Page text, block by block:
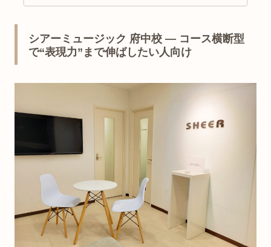
シアーミュージック 府中校 — コース横断型
で“表現力”まで伸ばしたい人向け